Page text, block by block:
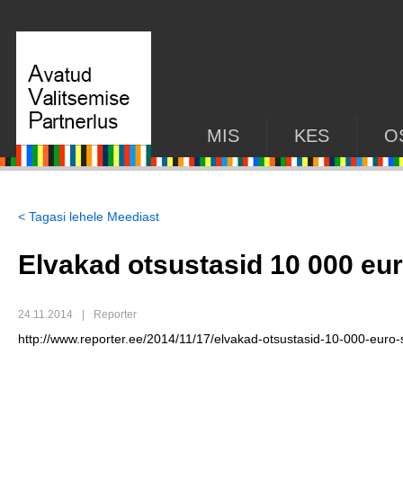
MIS KES
< Tagasi lehele Meediast
Elvakad otsustasid 10 000
24.11.2014 Reporter
http://www.reporter.ee/2014/11/17/elvakad-otsustasid-10-000-